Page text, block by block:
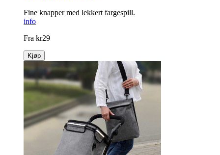
Fine knapper med lekkert fargespill.
info
Fra kr29
Kjøp